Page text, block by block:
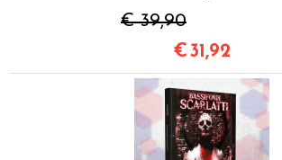
€ 39,90
€31,92